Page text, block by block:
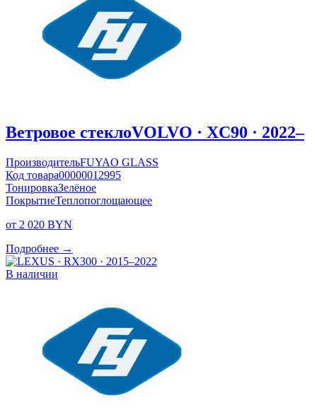
Ветровое стеклоVOLVO · XC90 · 2022–
ПроизводительFUYAO GLASS
Код товара00000012995
ТонировкаЗелёное
ПокрытиеТеплопоглощающее
от 2 020 BYN
Подробнее →
В наличии